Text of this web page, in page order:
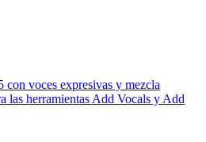
voces expresivas y mezcla
las herramientas Add Vocals y Add